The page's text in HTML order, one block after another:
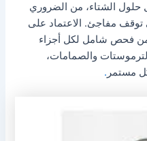
حلول الشتاء، من الضروري
توقف مفاجئ. الاعتماد على
فحص شامل لكل أجزاء
والصمامات،
مستمر .